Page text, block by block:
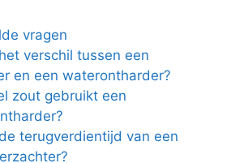
vragen
verschil tussen een
en een waterontharder?
zout gebruikt een
terugverdientijd van een